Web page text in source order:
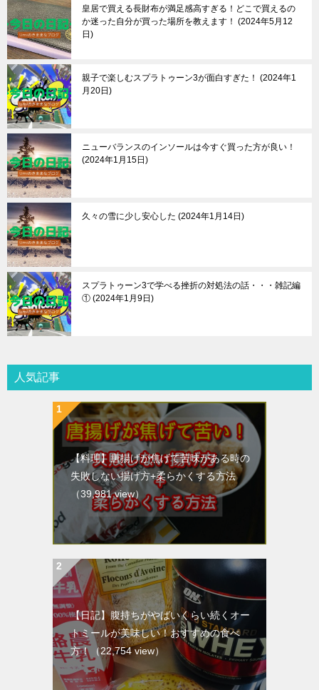
皇居で買える長財布が満足感高すぎる！どこで買えるの
か迷った自分が買った場所を教えます！
2024年5月12
日
親子で楽しむスプラトゥーン3が面白すぎた！
2024年1
月20日
ニューバランスのインソールは今すぐ買った方が良い！
2024年1月15日
久々の雪に少し安心した 2024年1月14日
スプラトゥーン3で学べる挫折の対処法の話・・・雑記編
① 2024年1月9日
人気記事
【料理】唐揚げが焦げて苦味がある時の
失敗しない揚げ方+柔らかくする方法
（39,981 view）
【日記】腹持ちがやばいくらい続くオー
トミールが美味しい！おすすめの食べ
方！
（22,754 view）